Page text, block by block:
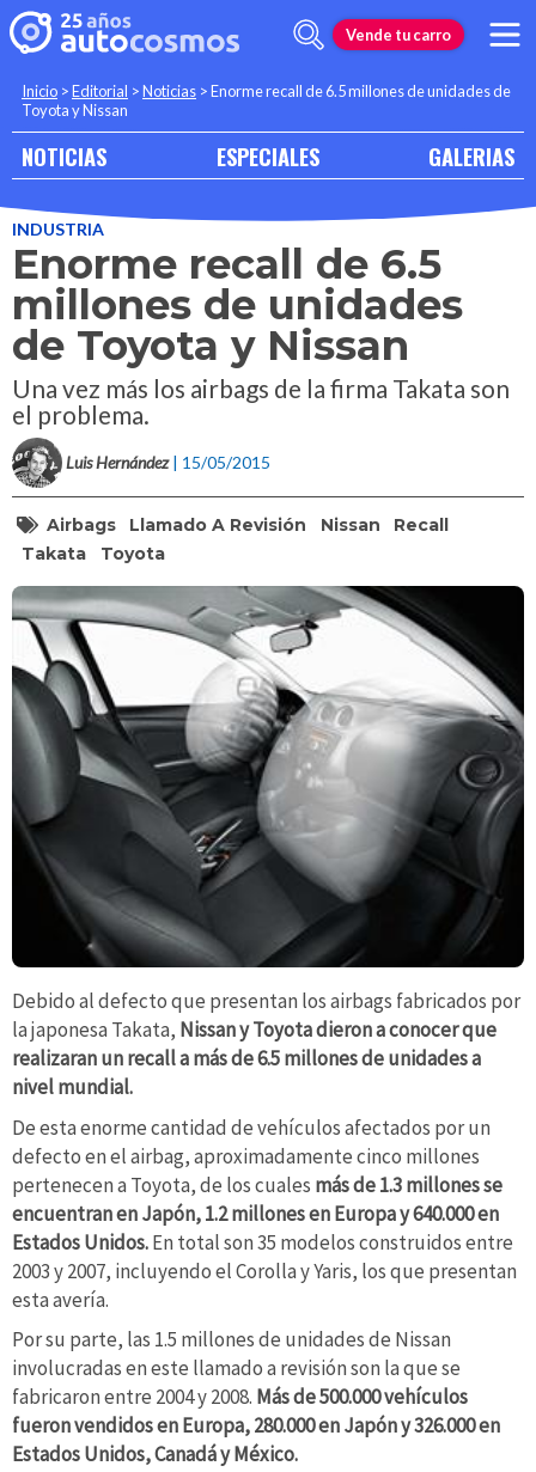
Vende tu carro
Inicio >Editorial >Noticias >Enorme recall de 6.5 millones de unidades de
Toyota y Nissan
NOTICIAS ESPECIALES GALERIAS
INDUSTRIA
Enorme recall de 6.5
millones de unidades
de Toyota y Nissan
Una vez más los airbags de la firma Takata son
el problema.
Luis Hernández | 15/05/2015
Airbags Llamado A Revisión Nissan
Recall
Takata
Toyota
Debido al defecto que presentan los airbags fabricados por
la japonesa Takata, Nissan y Toyota dieron a conocer que
realizaran un recall a más de 6.5 millones de unidades a
nivel mundial.
De esta enorme cantidad de vehículos afectados por un
defecto en el airbag, aproximadamente cinco millones
pertenecen a Toyota, de los cuales más de 1.3 millones se
encuentran en Japón, 1.2 millones en Europa y 640.000 en
Estados Unidos.En total son 35 modelos construidos entre
2003 y 2007, incluyendo el Corolla y Yaris, los que presentan
esta avería.
Por su parte, las 1.5 millones de unidades de Nissan
involucradas en este llamado a revisión son la que se
fabricaron entre 2004 y 2008. Más de 500.000 vehículos
fueron vendidos en Europa, 280.000 en Japón y 326.000 en
Estados Unidos, Canadá y México.